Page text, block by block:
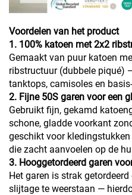
Voordelen van het product
1. 100% katoen met 2x2
Gemaakt van puur katoen
ribstructuur (dubbele piqué)
tanktops, camisoles en
2. Fijne 50S garen voor een
Gebruikt fijn, gekamd
schone, gladde voorkant
geschikt voor
die zacht aanvoelen op de
3. Hooggetordeerd garen
Het garen is strak
slijtage te weerstaan —